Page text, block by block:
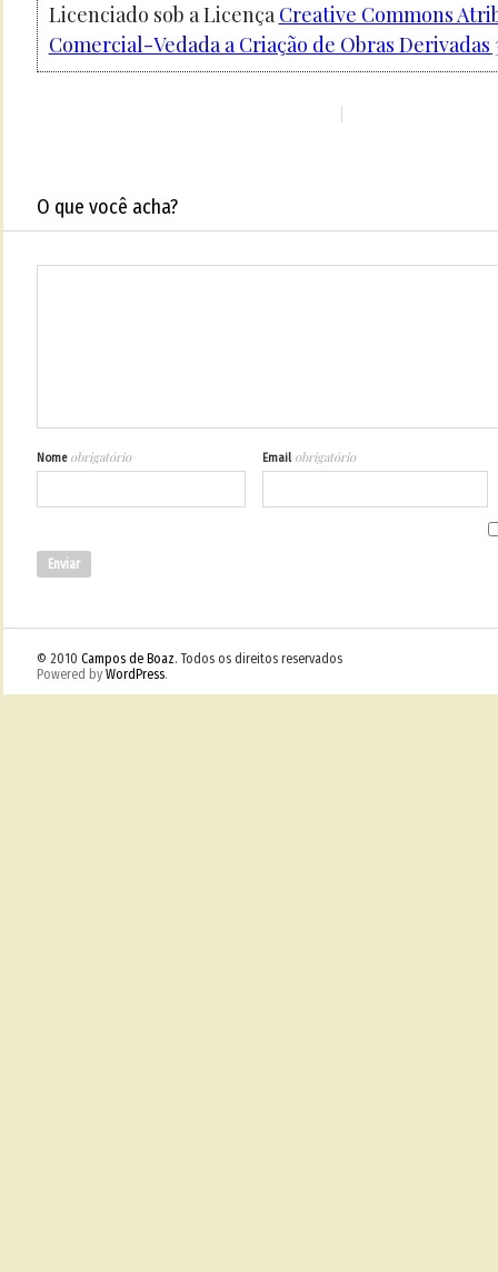
Licenciado sob a Licença Creative Commons
Comercial-Vedada a Criação de Obras Derivadas
O que você acha?
Nome obrigatório Email obrigatório
© 2010 Campos de Boaz. Todos os direitos reservados
Powered by WordPress.